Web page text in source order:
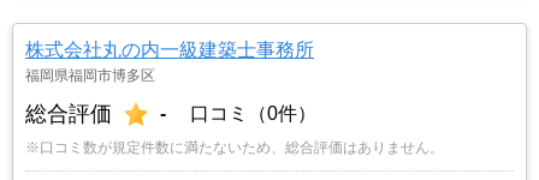
株式会社丸の内一級建築士事務所
福岡県福岡市博多区
総合評価 - 口コミ（0件）
※口コミ数が規定件数に満たないため、総合評価はありません。